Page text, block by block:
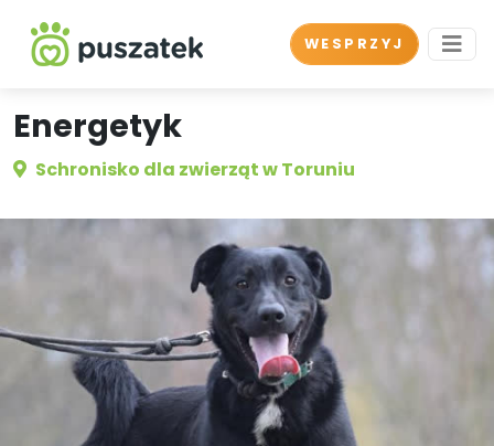
WESPRZYJ
Energetyk
Schronisko dla zwierząt w Toruniu